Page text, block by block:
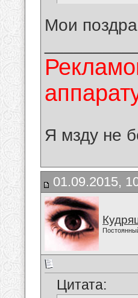
Мои
Я мзду не
01.09.2015,
Цитата: